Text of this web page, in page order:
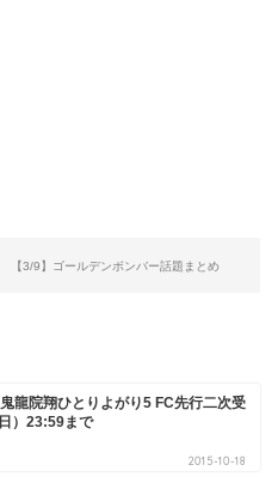
【3/9】ゴールデンボンバー話題まとめ
鬼龍院翔ひとりよがり5 FC先行二次受
）23:59まで
2015-10-18